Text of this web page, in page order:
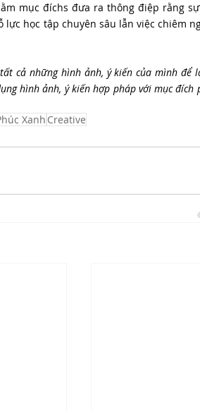
mục đíchs đưa ra thông điệp rằng
học tập chuyên sâu lẫn việc chiêm
cả những hình ảnh, ý kiến của mình để
hình ảnh, ý kiến hợp pháp với mục đích
Xanh Creative